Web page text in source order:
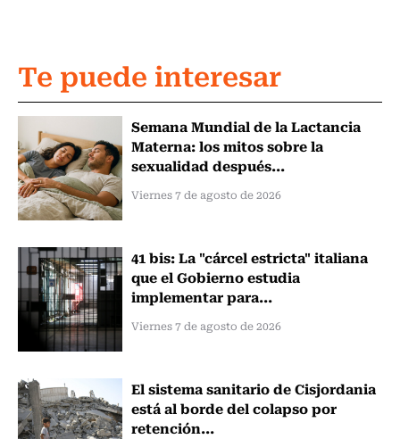
Te puede interesar
Semana Mundial de la Lactancia
Materna: los mitos sobre la
sexualidad después...
Viernes 7 de agosto de 2026
41 bis: La "cárcel estricta" italiana
que el Gobierno estudia
implementar para...
Viernes 7 de agosto de 2026
El sistema sanitario de Cisjordania
está al borde del colapso por
retención...